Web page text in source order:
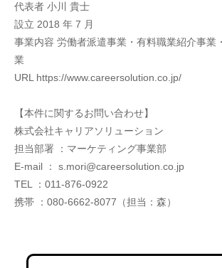
代表者 小川 貴士
設立 2018 年 7 月
事業内容 労働者派遣事業・有料職業紹介事業
業
URL https://www.careersolution.co.jp/
【本件に関するお問い合わせ】
株式会社キャリアソリューション
担当部署 ：マーケティング事業部
E-mail ： s.mori@careersolution.co.jp
TEL ：011-876-0922
携帯 ：080-6662-8077（担当：森）